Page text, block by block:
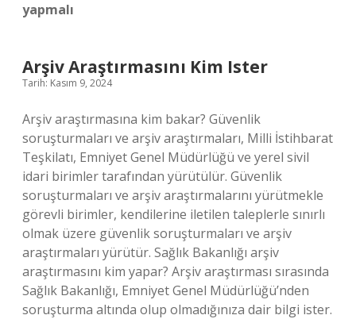
yapmalı
Arşiv Araştırmasını Kim Ister
Tarih: Kasım 9, 2024
Arşiv araştırmasına kim bakar? Güvenlik
soruşturmaları ve arşiv araştırmaları, Milli İstihbarat
Teşkilatı, Emniyet Genel Müdürlüğü ve yerel sivil
idari birimler tarafından yürütülür. Güvenlik
soruşturmaları ve arşiv araştırmalarını yürütmekle
görevli birimler, kendilerine iletilen taleplerle sınırlı
olmak üzere güvenlik soruşturmaları ve arşiv
araştırmaları yürütür. Sağlık Bakanlığı arşiv
araştırmasını kim yapar? Arşiv araştırması sırasında
Sağlık Bakanlığı, Emniyet Genel Müdürlüğü’nden
soruşturma altında olup olmadığınıza dair bilgi ister.